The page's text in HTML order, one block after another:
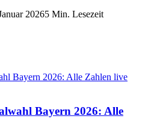
20265 Min. Lesezeit
Bayern 2026: Alle